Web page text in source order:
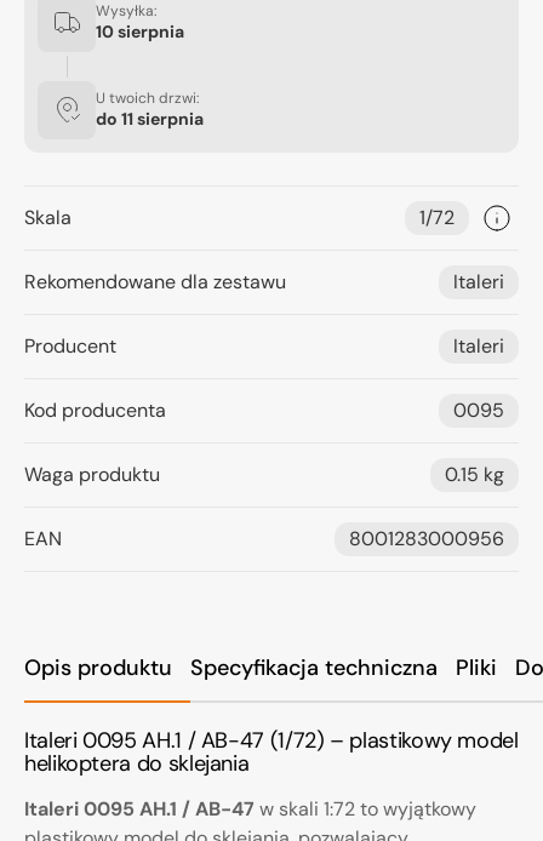
Opis produktu Specyfikacja techniczna Pliki
Italeri 0095 AH.1 / AB-47 (1/72) – plastikowy model
helikoptera do sklejania
Italeri 0095 AH.1 / AB-47 w skali 1:72 to wyjątkowy
Wysyłka:
10 sierpnia
U twoich drzwi:
do 11 sierpnia
Skala 1/72
Rekomendowane dla zestawu Italeri
Producent Italeri
Kod producenta 0095
Waga produktu 0.15 kg
EAN 8001283000956